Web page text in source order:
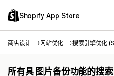
Shopify App Store
商店设计 网站优化 搜索引擎优化
所有具 图片备份功能的搜